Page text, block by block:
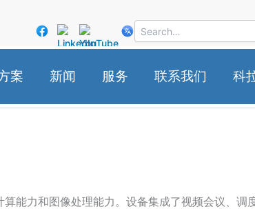
案 新闻 服务 联系我们 科
能力和图像处理能力。设备集成了视频会议、调